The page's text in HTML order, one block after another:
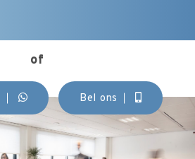
of
Bel ons